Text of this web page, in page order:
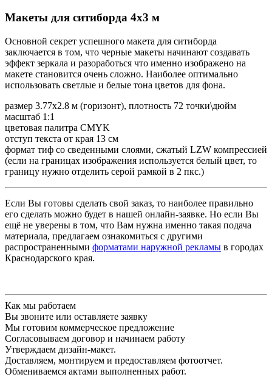
Макеты для ситиборда 4х3 м
Основной секрет успешного макета для ситиборда
заключается в том, что черные макеты начинают создавать
эффект зеркала и разоработься что именно изображено на
макете становится очень сложно. Наиболее оптимально
использовать светлые и белые тона цветов для фона.
размер 3.77х2.8 м (горизонт), плотность 72 точки\дюйм
масштаб 1:1
цветовая палитра CMYK
отступ текста от края 13 см
формат тиф со сведенными слоями, сжатый LZW компрессией
(если на границах изображения используется белый цвет, то
границу нужно отделить серой рамкой в 2 пкс.)
Если Вы готовы сделать свой заказ, то наиболее правильно
его сделать можно будет в нашей онлайн-заявке. Но если Вы
ещё не уверены в том, что Вам нужна именно такая подача
материала, предлагаем ознакомиться с другими
распространенными форматами наружной рекламы в городах
Краснодарского края.
Как мы работаем
Вы звоните или оставляете заявку
Мы готовим коммерческое предложение
Согласовываем договор и начинаем работу
Утверждаем дизайн-макет.
Доставляем, монтируем и предоставляем фотоотчет.
Обмениваемся актами выполненных работ.